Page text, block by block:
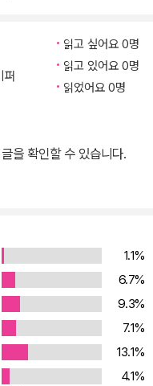
과적으로 이해하고, 자연
렌드
록! 이제 더 이상
공부를 했나 싶네요.” “매
통해 맞는 것을 넘어 출제
념 따로, 문제 풀이 따로인
수 없습니다. 이제 시간 낭
시 문제 등 각종 영어 어법
시기 바랍니다. 부디 이 책
서갈 수 있는 영어 어법의
.
퍼
읽고 싶어요 0명
읽고 있어요 0명
읽었어요 0명
을 확인할 수 있습니다.
1.1%
6.7%
9.3%
7.1%
13.1%
4.1%